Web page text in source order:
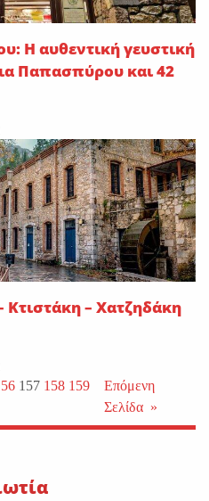
Η αυθεντική γευστική
Παπασπύρου και 42
– Χατζηδάκη
157 158 159
Επόμενη
Σελίδα »